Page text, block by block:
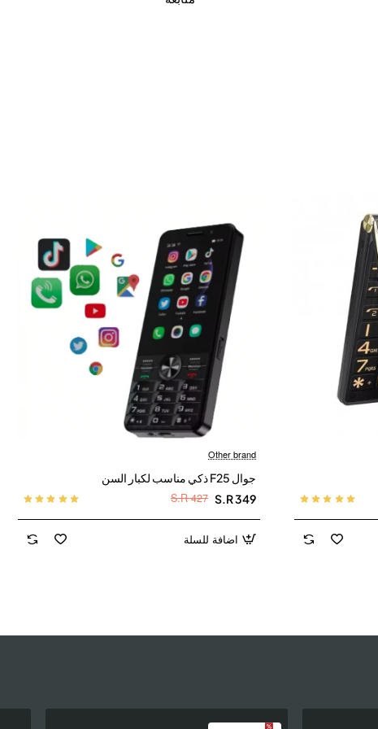
Other brand
جوال F25 ذكي مناسب لكبار السن
S.R 349
S.R 427
اضافة للسلة